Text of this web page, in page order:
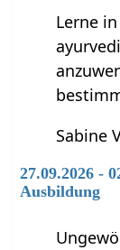
Lerne
Sabine
27.09.2026 -
Ausbildung